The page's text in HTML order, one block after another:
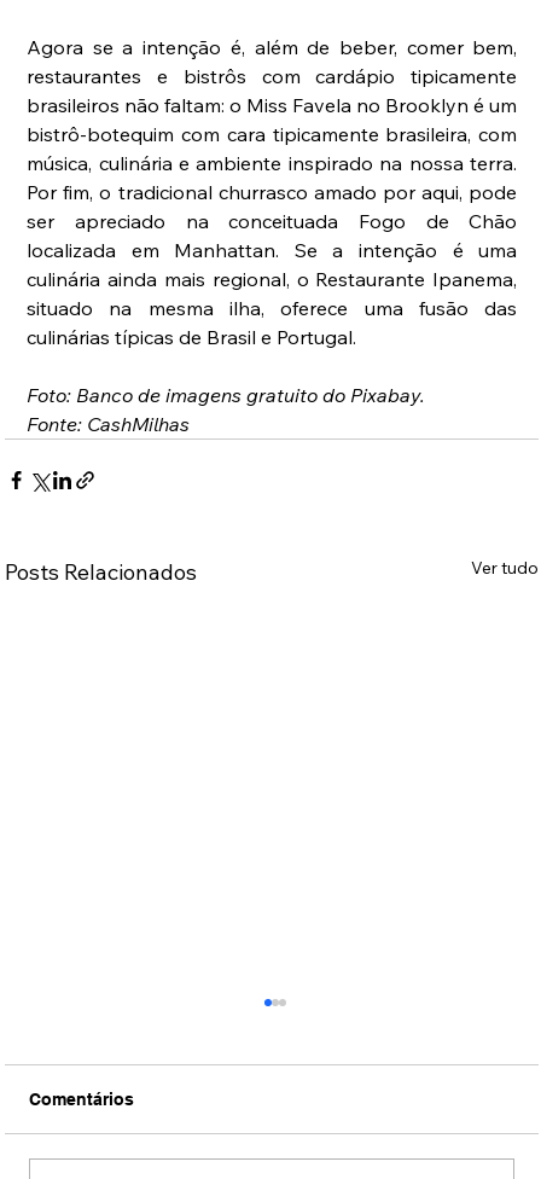
Agora se a intenção é, além de beber, comer bem,
restaurantes e bistrôs com cardápio tipicamente
brasileiros não faltam: o Miss Favela no Brooklyn é um
bistrô-botequim com cara tipicamente brasileira, com
música, culinária e ambiente inspirado na nossa terra.
Por fim, o tradicional churrasco amado por aqui, pode
ser apreciado na conceituada Fogo de Chão
localizada em Manhattan. Se a intenção é uma
culinária ainda mais regional, o Restaurante Ipanema,
situado na mesma ilha, oferece uma fusão das
culinárias típicas de Brasil e Portugal.
Foto: Banco de imagens gratuito do Pixabay.
Fonte: CashMilhas
Posts Relacionados Ver tudo
Comentários